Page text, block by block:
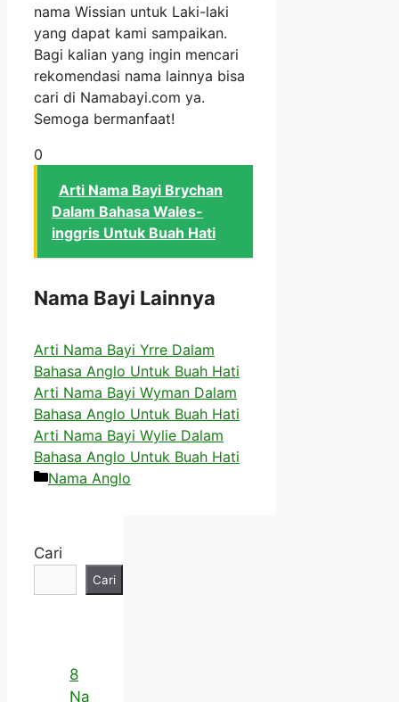
nama Wissian untuk Laki-laki
yang dapat kami sampaikan.
Bagi kalian yang ingin mencari
rekomendasi nama lainnya bisa
cari di Namabayi.com ya.
Semoga bermanfaat!
0
Arti Nama Bayi Brychan
Dalam Bahasa Wales-
inggris Untuk Buah Hati
Nama Bayi Lainnya
Arti Nama Bayi Yrre Dalam
Bahasa Anglo Untuk Buah Hati
Arti Nama Bayi Wyman Dalam
Bahasa Anglo Untuk Buah Hati
Arti Nama Bayi Wylie Dalam
Bahasa Anglo Untuk Buah Hati
Kategori
Nama Anglo
Cari
Cari
8
Na